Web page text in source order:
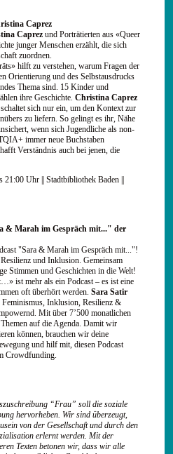
Caprez
Caprezund Porträtierten aus «Queer
junger Menschen erzählt, die sich
zuordnen.
hilft zu verstehen, warum Fragen der
Orientierung und des Selbstausdrucks
Thema sind. 15 Kinder und
ihre Geschichte. Christina Caprez
sich nur ein, um den Kontext zur
zu liefern. So gelingt es ihr, Nähe
wenn sich Jugendliche als non-
immer neue Buchstaben
Verständnis auch bei jenen, die
Uhr || Stadtbibliothek Baden ||
& Marah im Gespräch mit..." der
"Sara & Marah im Gespräch mit..."!
und Inklusion. Gemeinsam
Stimmen und Geschichten in die Welt!
ist mehr als ein Podcast – es ist eine
oft überhört werden. Sara Satir
Inklusion, Resilienz &
Mit über 7’500 monatlichen
auf die Agenda. Damit wir
können, brauchen wir deine
und hilf mit, diesen Podcast
Crowdfunding.
“Frau” soll die soziale
hervorheben. Wir sind überzeugt,
von der Gesellschaft und durch den
erlernt werden. Mit der
Texten betonen wir, dass wir alle